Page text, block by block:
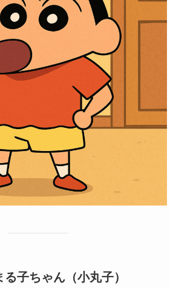
子ちゃん（小丸子）